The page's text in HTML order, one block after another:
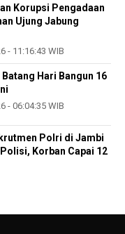
Korupsi Pengadaan
Ujung Jabung
- 11:16:43 WIB
Batang Hari Bangun 16
- 06:04:35 WIB
Polri di Jambi
Korban Capai 12